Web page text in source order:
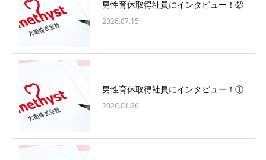
男性育休取得社員にインタビュー！②
2026.07.15
男性育休取得社員にインタビュー！①
2026.01.26